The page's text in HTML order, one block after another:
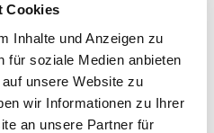
Cookies
Inhalte und Anzeigen zu
für soziale Medien anbieten
unsere Website zu
wir Informationen zu Ihrer
an unsere Partner für